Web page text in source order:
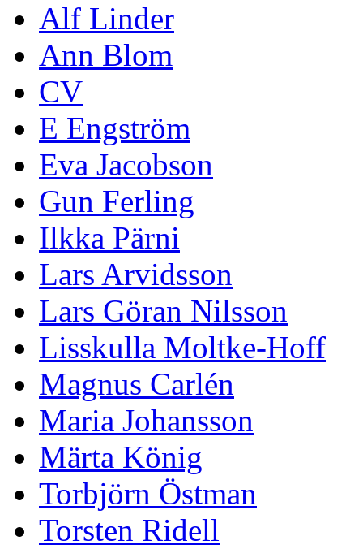
Alf Linder
Ann Blom
CV
E Engström
Eva Jacobson
Gun Ferling
Ilkka Pärni
Lars Arvidsson
Lars Göran Nilsson
Lisskulla Moltke-Hoff
Magnus Carlén
Maria Johansson
Märta König
Torbjörn Östman
Torsten Ridell